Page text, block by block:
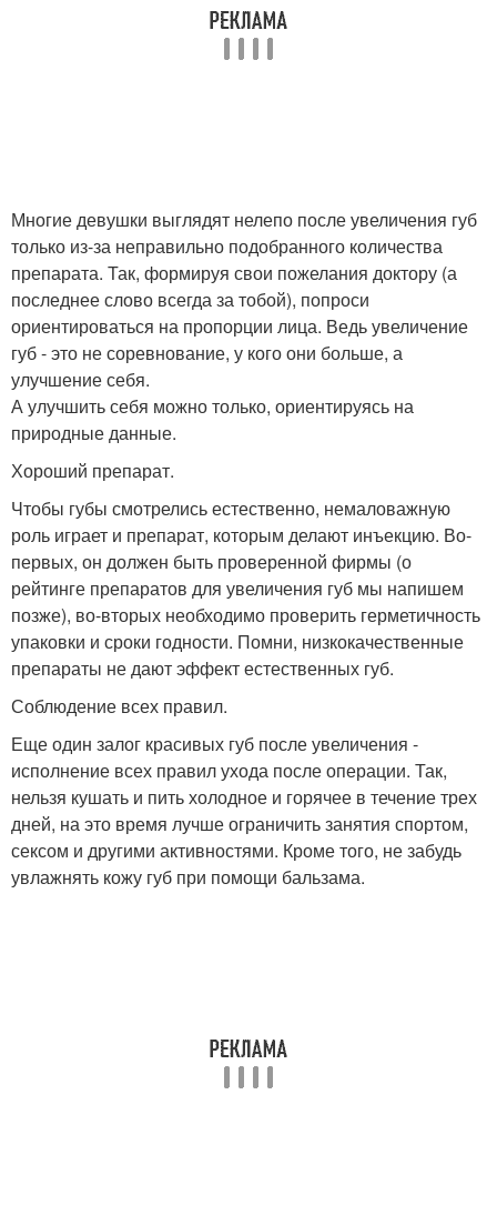
Многие девушки выглядят нелепо после увеличения губ
только из-за неправильно подобранного количества
препарата. Так, формируя свои пожелания доктору (а
последнее слово всегда за тобой), попроси
ориентироваться на пропорции лица. Ведь увеличение
губ - это не соревнование, у кого они больше, а
улучшение себя.
А улучшить себя можно только, ориентируясь на
природные данные.
Хороший препарат.
Чтобы губы смотрелись естественно, немаловажную
роль играет и препарат, которым делают инъекцию. Во-
первых, он должен быть проверенной фирмы (о
рейтинге препаратов для увеличения губ мы напишем
позже), во-вторых необходимо проверить герметичность
упаковки и сроки годности. Помни, низкокачественные
препараты не дают эффект естественных губ.
Соблюдение всех правил.
Еще один залог красивых губ после увеличения -
исполнение всех правил ухода после операции. Так,
нельзя кушать и пить холодное и горячее в течение трех
дней, на это время лучше ограничить занятия спортом,
сексом и другими активностями. Кроме того, не забудь
увлажнять кожу губ при помощи бальзама.